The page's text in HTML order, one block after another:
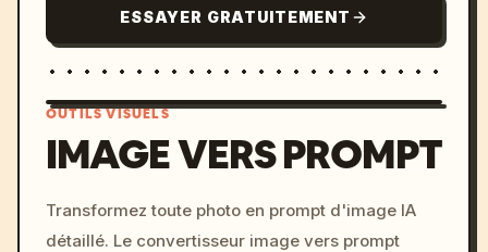
ESSAYER GRATUITEMENT
c, cyberpunk sunset, neon
colors, 8k --v 6.0
OUTILS VISUELS
IMAGE VERS PROMPT
Transformez toute photo en prompt d'image IA
détaillé. Le convertisseur image vers prompt